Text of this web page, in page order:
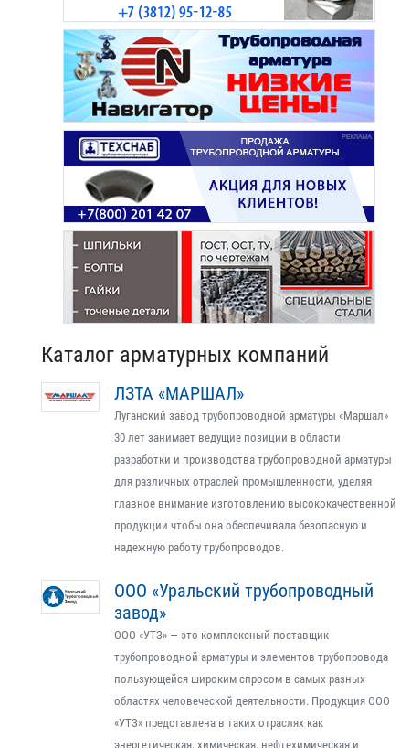
Каталог арматурных компаний
ЛЗТА «МАРШАЛ»
Луганский завод трубопроводной арматуры «Маршал»
30 лет занимает ведущие позиции в области
разработки и производства трубопроводной арматуры
для различных отраслей промышленности, уделяя
главное внимание изготовлению высококачественной
продукции чтобы она обеспечивала безопасную и
надежную работу трубопроводов.
ООО «Уральский трубопроводный
завод»
ООО «УТЗ» — это комплексный поставщик
трубопроводной арматуры и элементов трубопровода
пользующейся широким спросом в самых разных
областях человеческой деятельности. Продукция ООО
«УТЗ» представлена в таких отраслях как
энергетическая, химическая, нефтехимическая и